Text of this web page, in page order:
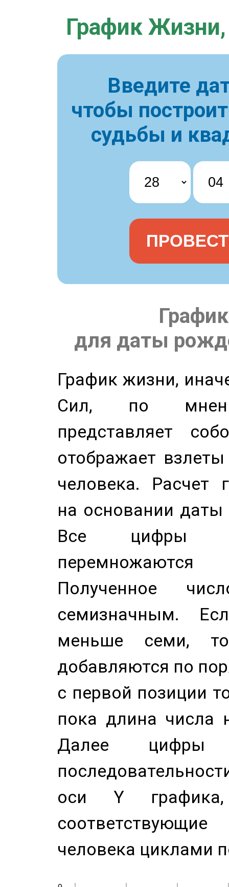
График Жизни,
Введите
чтобы
судьбы и
для даты
График жизни,
Сил, по
представляет
отображает
человека. Расчет
на основании
Все цифры
Полученное
семизначным.
меньше семи,
добавляются по
с первой позиции
пока длина числа
Далее цифры
оси Y
человека циклами